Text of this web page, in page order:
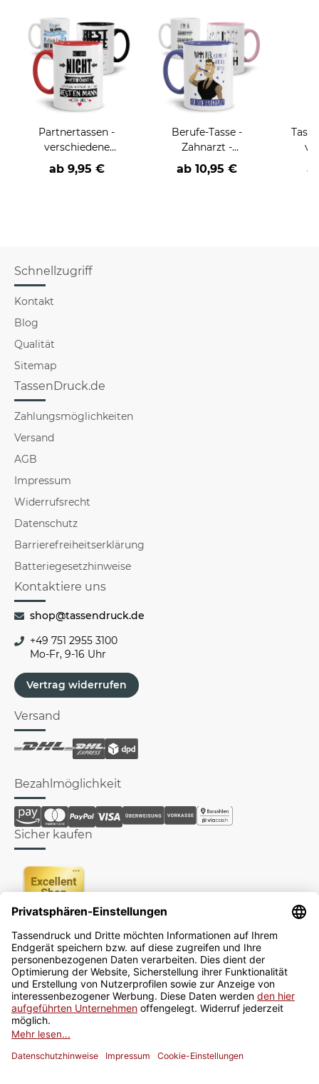
Partnertassen -
verschiedene
Sprüche-
ab 9,95 €
Berufe-Tasse -
Zahnarzt -
Verschiedene
Sprüche-
ab 10,95 €
Schnellzugriff
Kontakt
Blog
Qualität
Sitemap
TassenDruck.de
Zahlungsmöglichkeiten
Versand
AGB
Impressum
Widerrufsrecht
Datenschutz
Barrierefreiheitserklärung
Batteriegesetzhinweise
Kontaktiere uns
shop@tassendruck.de
+49 751 2955 3100
Mo-Fr, 9-16 Uhr
Vertrag widerrufen
Versand
Bezahlmöglichkeit
Sicher kaufen
Newsletter